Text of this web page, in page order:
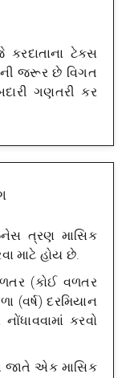
ટેક્સ
જરૂર છે વિગત
ગણતરી કર
ત્રણ માસિક
માટે હોય છે.
(કોઈ વળતર
(વર્ષ) દરમિયાન
કરવો
જાતે એક માસિક